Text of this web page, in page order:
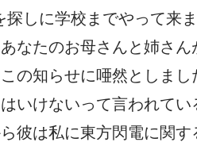
しに学校までやって来
なたのお母さんと姉さ
の知らせに唖然としまし
いけないって言われて
彼は私に東方閃電に関す